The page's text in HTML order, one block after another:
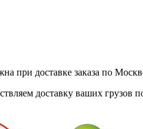
при доставке заказа по
доставку ваших грузов